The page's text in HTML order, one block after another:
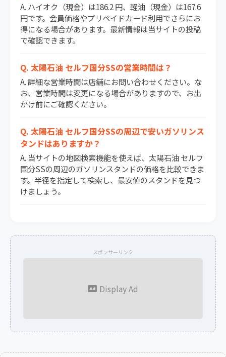
A. ハイオク（現金）は186.2 円、軽油（現金）は167.6
円です。会員価格やプリペイドカード利用でさらにお
得になる場合があります。最新情報は当サイトの投稿
で確認できます。
Q. 太陽石油 セルフ国分SSの営業時間は？
A. 詳細な営業時間は店舗にお問い合わせください。な
お、営業時間は変更になる場合がありますので、お出
かけ前にご確認ください。
Q. 太陽石油 セルフ国分SSの周辺で安いガソリンス
タンドはありますか？
A. 当サイトの地図検索機能を使えば、太陽石油 セルフ
国分SSの周辺のガソリンスタンドの価格を比較できま
す。半径を指定して検索し、最安値のスタンドを見つ
けましょう。
スポンサーリンク
Display Ad